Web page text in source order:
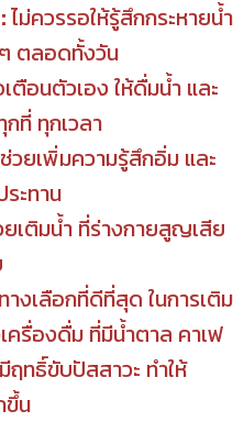
ไม่ควรรอให้รู้สึกกระหายน้ำ
ตลอดทั้งวัน
ตือนตัวเอง ให้ดื่มน้ำ และ
ที่ ทุกเวลา
ช่วยเพิ่มความรู้สึกอิ่ม และ
ะทาน
เติมน้ำ ที่ร่างกายสูญเสีย
างเลือกที่ดีที่สุด ในการเติม
ครื่องดื่ม ที่มีน้ำตาล คาเฟ
ทธิ์ขับปัสสาวะ ทำให้
ขึ้น